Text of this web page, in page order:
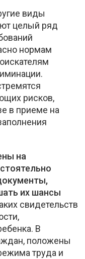
виды
целый ряд
нормам
рисков,
в приеме на
на
их шансы
свидетельств
В
положены
труда и